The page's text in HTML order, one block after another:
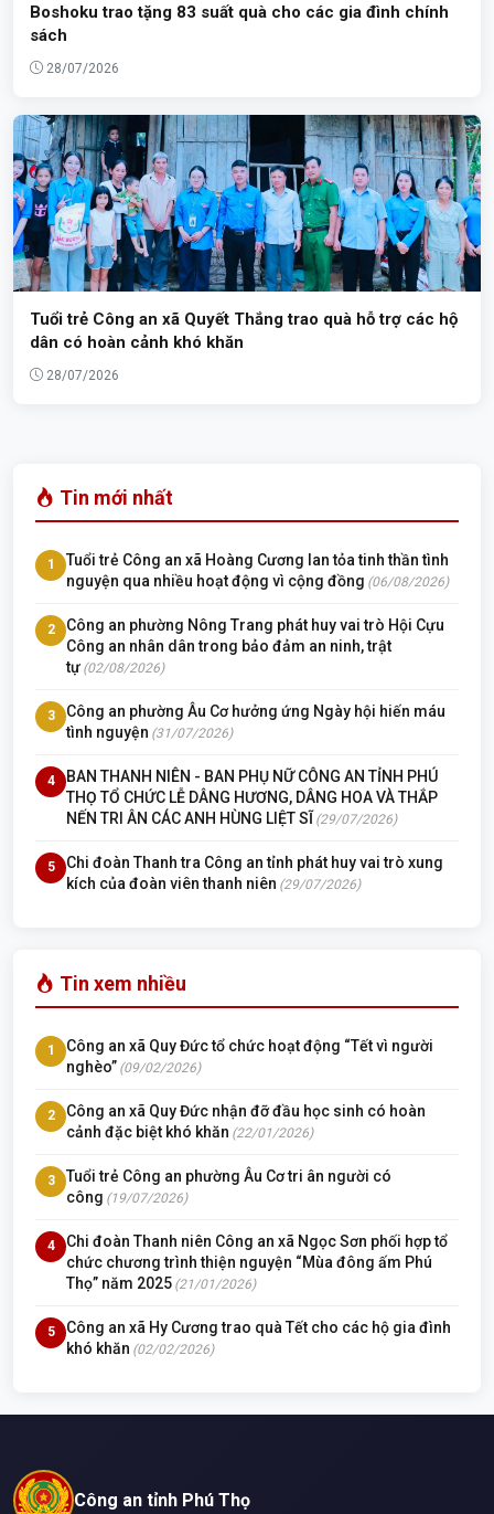
Boshoku trao tặng 83 suất quà cho các gia đình chính
sách
28/07/2026
Tuổi trẻ Công an xã Quyết Thắng trao quà hỗ trợ các hộ
dân có hoàn cảnh khó khăn
28/07/2026
Tin mới nhất
1
Tuổi trẻ Công an xã Hoàng Cương lan tỏa tinh thần tình
nguyện qua nhiều hoạt động vì cộng đồng (06/08/2026)
2
Công an phường Nông Trang phát huy vai trò Hội Cựu
Công an nhân dân trong bảo đảm an ninh, trật
tự (02/08/2026)
3
Công an phường Âu Cơ hưởng ứng Ngày hội hiến máu
tình nguyện (31/07/2026)
4
BAN THANH NIÊN - BAN PHỤ NỮ CÔNG AN TỈNH PHÚ
THỌ TỔ CHỨC LỄ DÂNG HƯƠNG, DÂNG HOA VÀ THẮP
NẾN TRI ÂN CÁC ANH HÙNG LIỆT SĨ (29/07/2026)
5
Chi đoàn Thanh tra Công an tỉnh phát huy vai trò xung
kích của đoàn viên thanh niên (29/07/2026)
Tin xem nhiều
1
Công an xã Quy Đức tổ chức hoạt động “Tết vì người
nghèo” (09/02/2026)
2
Công an xã Quy Đức nhận đỡ đầu học sinh có hoàn
cảnh đặc biệt khó khăn (22/01/2026)
3
Tuổi trẻ Công an phường Âu Cơ tri ân người có
công (19/07/2026)
4
Chi đoàn Thanh niên Công an xã Ngọc Sơn phối hợp tổ
chức chương trình thiện nguyện “Mùa đông ấm Phú
Thọ” năm 2025 (21/01/2026)
5
Công an xã Hy Cương trao quà Tết cho các hộ gia đình
khó khăn (02/02/2026)
Công an tỉnh Phú Thọ